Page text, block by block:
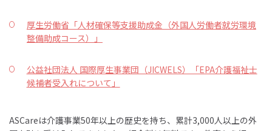
厚生労働省「人材確保等支援助成金（外国人労働者就労環境
整備助成コース）」
公益社団法人 国際厚生事業団（JICWELS）「EPA介護福祉士
候補者受入れについて」
ASCareは介護事業50年以上の歴史を持ち、累計3,000人以上の外